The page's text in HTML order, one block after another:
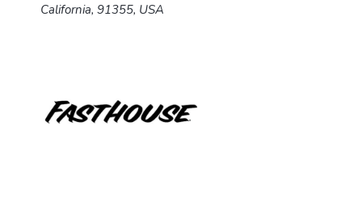
California, 91355, USA